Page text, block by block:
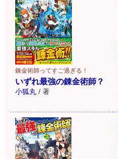
錬金術師ってすご過ぎる！
いずれ最強の錬金術師？
小狐丸 / 著